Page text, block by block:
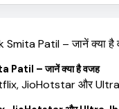
Patil – जानें क्या है वजह